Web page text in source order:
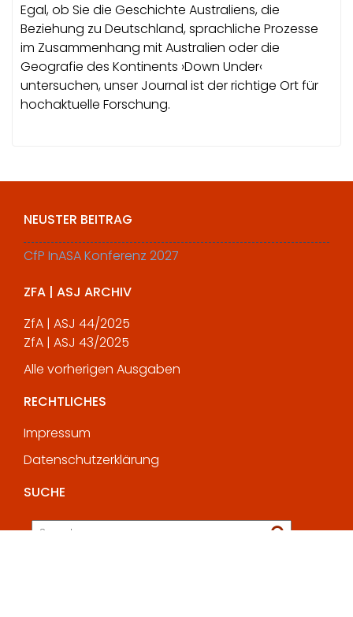
Egal, ob Sie die Geschichte Australiens, die
Beziehung zu Deutschland, sprachliche Prozesse
im Zusammenhang mit Australien oder die
Geografie des Kontinents ›Down Under‹
untersuchen, unser Journal ist der richtige Ort für
hochaktuelle Forschung.
NEUSTER BEITRAG
CfP InASA Konferenz 2027
ZFA | ASJ ARCHIV
ZfA | ASJ 44/2025
ZfA | ASJ 43/2025
Alle vorherigen Ausgaben
RECHTLICHES
Impressum
Datenschutzerklärung
SUCHE